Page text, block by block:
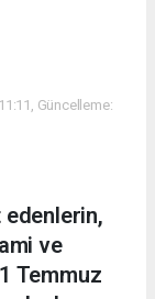
Güncelleme:
edenlerin,
ve
Temmuz